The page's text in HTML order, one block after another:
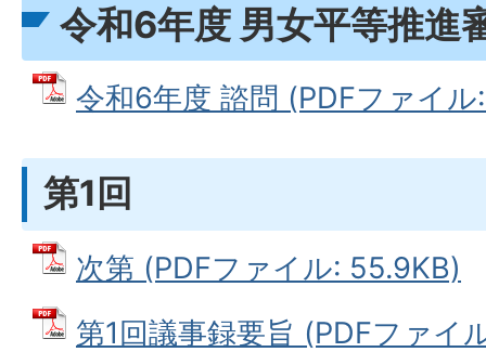
令和6年度 男女平等推進
令和6年度 諮問 (PDFファイル
第1回
次第 (PDFファイル: 55.9KB)
第1回議事録要旨 (PDFファイ